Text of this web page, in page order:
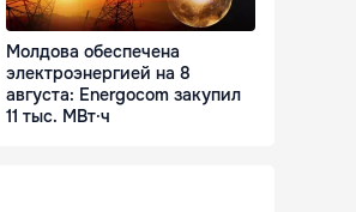
Молдова обеспечена
электроэнергией на 8
августа: Energocom закупил
11 тыс. МВт·ч